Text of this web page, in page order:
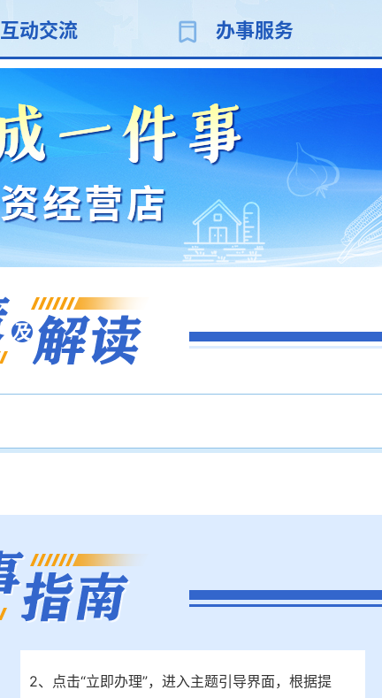
互动交流 办事服务
2、点击“立即办理”，进入主题引导界面，根据提